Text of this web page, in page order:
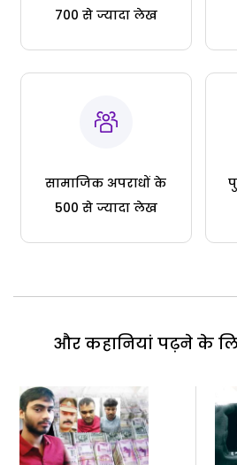
700 से ज्यादा लेख
सामाजिक अपराधों के
500 से ज्यादा लेख
और कहानियां पढ़ने के